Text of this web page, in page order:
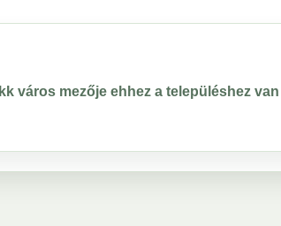
város mezője ehhez a településhez